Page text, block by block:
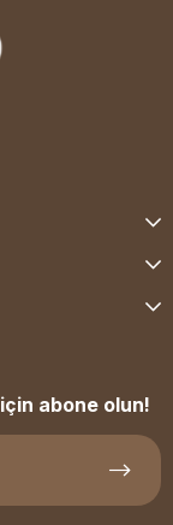
abone olun!